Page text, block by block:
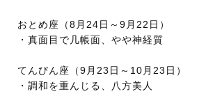
おとめ座（8月24日～9月22日）
・真面目で几帳面、やや神経質
てんびん座（9月23日～10月23日）
・調和を重んじる、八方美人